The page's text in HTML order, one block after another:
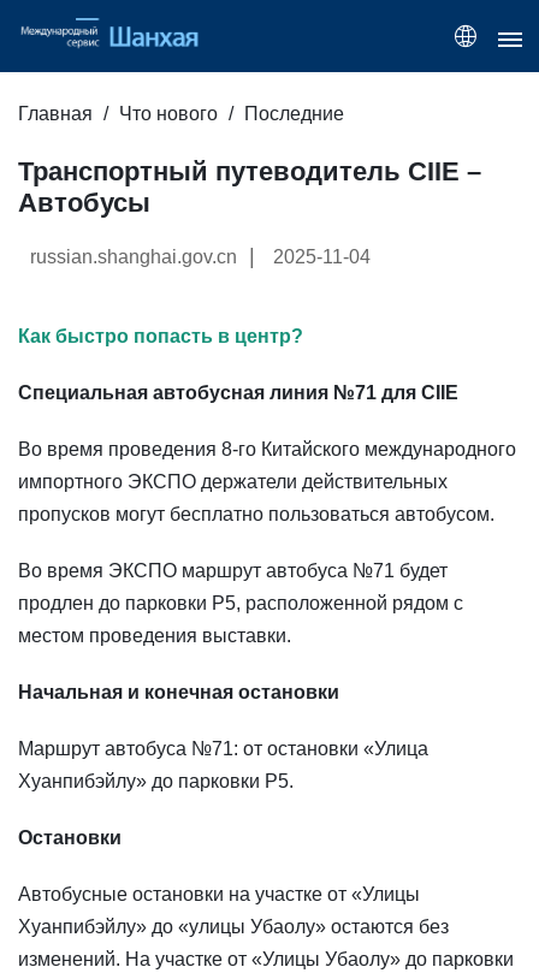
Главная Что нового Последние
Транспортный путеводитель CIIE –
Автобусы
russian.shanghai.gov.cn 2025-11-04
Как быстро попасть в центр?
Специальная автобусная линия №71 для CIIE
Во время проведения 8-го Китайского международного
импортного ЭКСПО держатели действительных
пропусков могут бесплатно пользоваться автобусом.
Во время ЭКСПО маршрут автобуса №71 будет
продлен до парковки P5, расположенной рядом с
местом проведения выставки.
Начальная и конечная остановки
Маршрут автобуса №71: от остановки «Улица
Хуанпибэйлу» до парковки P5.
Остановки
Автобусные остановки на участке от «Улицы
Хуанпибэйлу» до «улицы Убаолу» остаются без
изменений. На участке от «Улицы Убаолу» до парковки